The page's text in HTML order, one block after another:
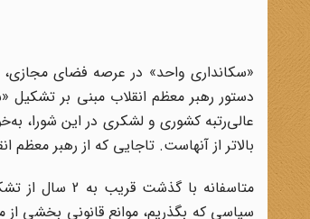
دستور رهبر معظم انقلاب مبنی بر
عالی‌رتبه کشوری و لشکری در این شورا،
بالاتر از آنهاست. تاجایی که از رهبر
متاسفانه با
سیاسی که بگذریم، موانع قانونی بخشی از